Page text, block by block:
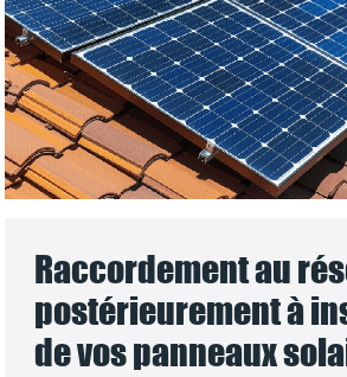
Raccordement au
postérieurement à
de vos panneaux